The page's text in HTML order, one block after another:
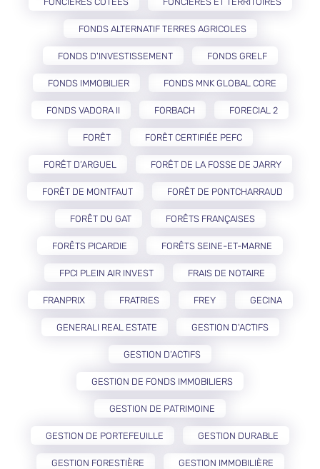
FONDS ALTERNATIF TERRES AGRICOLES
FONDS D'INVESTISSEMENT FONDS GRELF
FONDS IMMOBILIER FONDS MNK GLOBAL CORE
FONDS VADORA II FORBACH FORECIAL 2
FORÊT FORÊT CERTIFIÉE PEFC
FORÊT D’ARGUEL FORÊT DE LA FOSSE DE JARRY
FORÊT DE MONTFAUT FORÊT DE PONTCHARRAUD
FORÊT DU GAT FORÊTS FRANÇAISES
FORÊTS PICARDIE FORÊTS SEINE-ET-MARNE
FPCI PLEIN AIR INVEST FRAIS DE NOTAIRE
FRANPRIX FRATRIES FREY GECINA
GENERALI REAL ESTATE GESTION D'ACTIFS
GESTION D’ACTIFS
GESTION DE FONDS IMMOBILIERS
GESTION DE PATRIMOINE
GESTION DE PORTEFEUILLE GESTION DURABLE
GESTION FORESTIÈRE GESTION IMMOBILIÈRE